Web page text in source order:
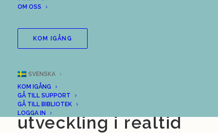
OM OSS
KOM IGÅNG
SVENSKA
KOM IGÅNG
GÅ TILL SUPPORT
GÅ TILL BIBLIOTEK
LOGGA IN
lärande och
pedagogiska
utveckling i realtid